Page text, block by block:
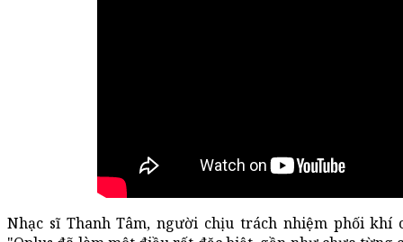
Nhạc sĩ Thanh Tâm, người chịu trách nhiệm phối khí